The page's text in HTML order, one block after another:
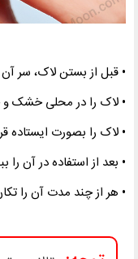
• قبل از بستن لاک، سر آن
• لاک را در محلی خشک و
• لاک را بصورت ایستاده
• بعد از استفاده در آن را
• هر از چند مدت آن را